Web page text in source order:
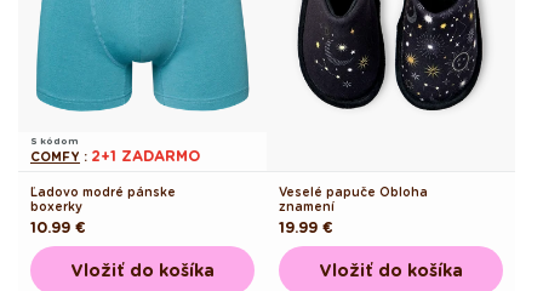
S kódom
COMFY : 2+1 ZADARMO
Ľadovo modré pánske
boxerky
Pôvodná
cena
10.99 €
Vložiť do košíka
Veselé papuče Obloha
znamení
Pôvodná
cena
19.99 €
Vložiť do košíka